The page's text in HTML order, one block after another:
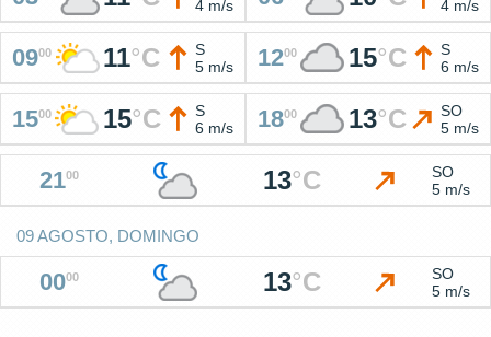
4 m/s
4 m/s
0900 11°C
S
5 m/s
1200 15°C
S
6 m/s
1500 15°C
S
6 m/s
1800 13°C
SO
5 m/s
2100 13°C
SO
5 m/s
09 AGOSTO, DOMINGO
0000 13°C
SO
5 m/s